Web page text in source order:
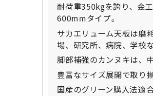
耐荷重350kgを誇り、金
600mmタイプ。
サカエリューム天板は磨
場、研究所、病院、学校
脚部補強のカンヌキは、
豊富なサイズ展開で取り
国産のグリーン購入法適